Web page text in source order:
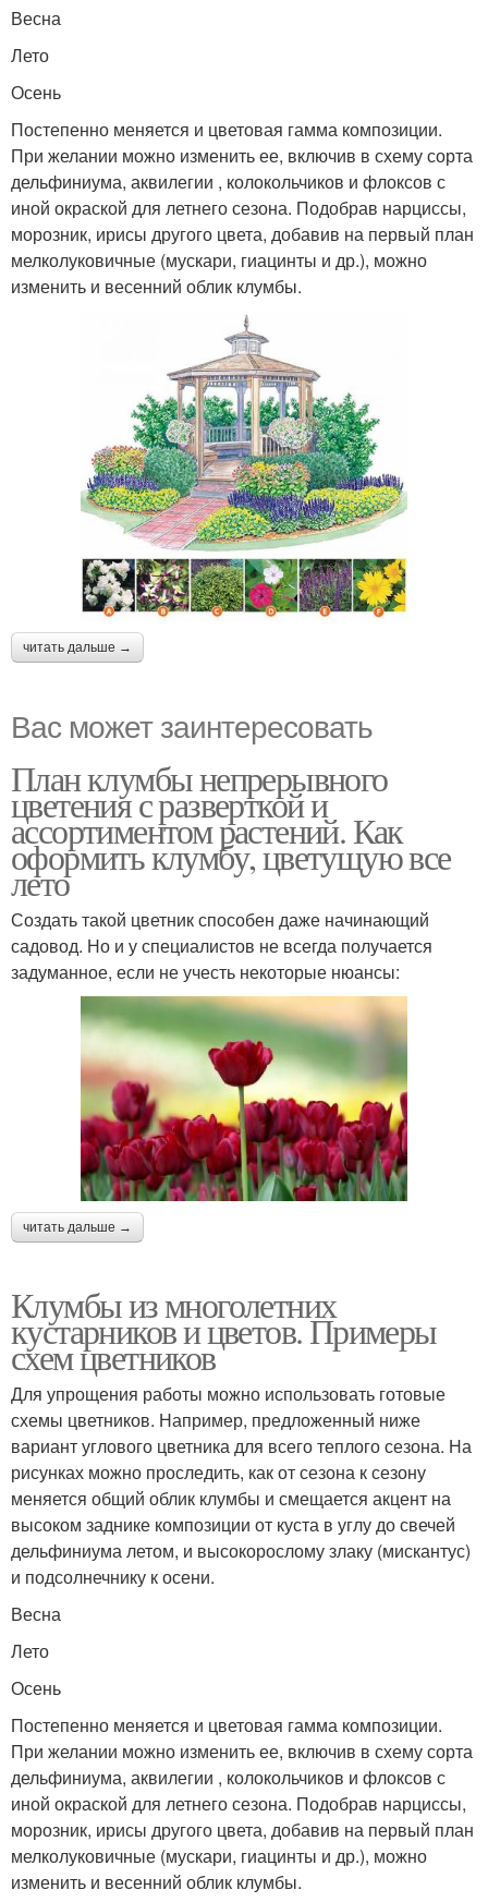
Весна
Лето
Осень
Постепенно меняется и цветовая гамма композиции.
При желании можно изменить ее, включив в схему сорта
дельфиниума, аквилегии , колокольчиков и флоксов с
иной окраской для летнего сезона. Подобрав нарциссы,
морозник, ирисы другого цвета, добавив на первый план
мелколуковичные (мускари, гиацинты и др.), можно
изменить и весенний облик клумбы.
читать дальше →
Вас может заинтересовать
План клумбы непрерывного
цветения с разверткой и
ассортиментом растений. Как
оформить клумбу, цветущую все
лето
Создать такой цветник способен даже начинающий
садовод. Но и у специалистов не всегда получается
задуманное, если не учесть некоторые нюансы:
читать дальше →
Клумбы из многолетних
кустарников и цветов. Примеры
схем цветников
Для упрощения работы можно использовать готовые
схемы цветников. Например, предложенный ниже
вариант углового цветника для всего теплого сезона. На
рисунках можно проследить, как от сезона к сезону
меняется общий облик клумбы и смещается акцент на
высоком заднике композиции от куста в углу до свечей
дельфиниума летом, и высокорослому злаку (мискантус)
и подсолнечнику к осени.
Весна
Лето
Осень
Постепенно меняется и цветовая гамма композиции.
При желании можно изменить ее, включив в схему сорта
дельфиниума, аквилегии , колокольчиков и флоксов с
иной окраской для летнего сезона. Подобрав нарциссы,
морозник, ирисы другого цвета, добавив на первый план
мелколуковичные (мускари, гиацинты и др.), можно
изменить и весенний облик клумбы.